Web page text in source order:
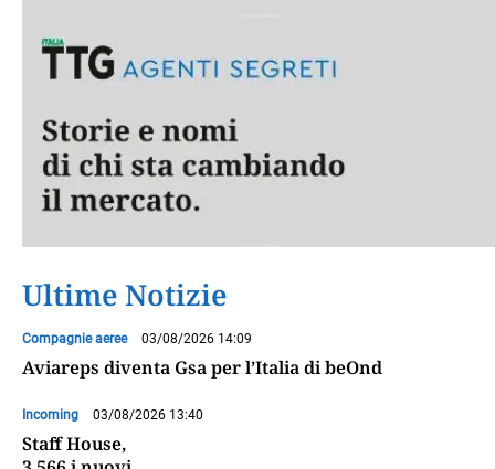
Ultime Notizie
Compagnie aeree 03/08/2026 14:09
Aviareps diventa Gsa per l’Italia di beOnd
Incoming 03/08/2026 13:40
Staff House,